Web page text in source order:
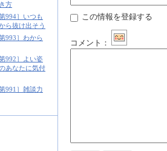
方
994］いつも
ら抜け出そう
993］わから
992］よい姿
あなたに気付
991］雑談力
この情報を登録する
コメント：